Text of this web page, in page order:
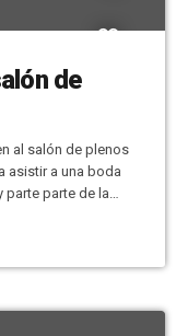
de
al salón de plenos
asistir a una boda
parte parte de la
oratorio, que se